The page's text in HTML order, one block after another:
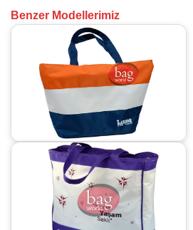
Benzer Modellerimiz